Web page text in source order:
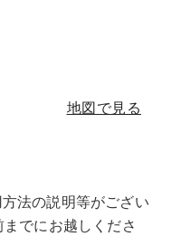
地図で見る
法の説明等がござい
でにお越しくださ